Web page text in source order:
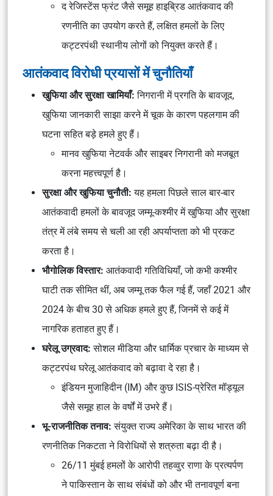
द रेजिस्टेंस फ्रंट जैसे समूह हाइब्रिड आतंकवाद की
रणनीति का उपयोग करते हैं, लक्षित हमलों के लिए
कट्टरपंथी स्थानीय लोगों को नियुक्त करते हैं।
आतंकवाद विरोधी प्रयासों में चुनौतियाँ
खुफिया और सुरक्षा खामियाँ:निगरानी में प्रगति के बावजूद,
खुफिया जानकारी साझा करने में चूक के कारण पहलगाम की
घटना सहित बड़े हमले हुए हैं।
मानव खुफिया नेटवर्क और साइबर निगरानी को मजबूत
करना महत्त्वपूर्ण है।
सुरक्षा और खुफिया चुनौती:यह हमला पिछले साल बार-बार
आतंकवादी हमलों के बावजूद जम्मू-कश्मीर में खुफिया और सुरक्षा
तंत्र में लंबे समय से चली आ रही अपर्याप्तता को भी प्रकट
करता है।
भौगोलिक विस्तार: आतंकवादी गतिविधियाँ, जो कभी कश्मीर
घाटी तक सीमित थीं, अब जम्मू तक फैल गई हैं, जहाँ 2021 और
2024 के बीच 30 से अधिक हमले हुए हैं, जिनमें से कई में
नागरिक हताहत हुए हैं।
घरेलू उग्रवाद:सोशल मीडिया और धार्मिक प्रचार के माध्यम से
कट्टरपंथ घरेलू आतंकवाद को बढ़ावा दे रहा है।
इंडियन मुजाहिदीन (IM) और कुछ ISIS-प्रेरित मॉड्यूल
जैसे समूह हाल के वर्षों में उभरे हैं।
भू-राजनीतिक तनाव:संयुक्त राज्य अमेरिका के साथ भारत की
रणनीतिक निकटता ने विरोधियों से शत्रुता बढ़ा दी है।
26/11 मुंबई हमलों के आरोपी तहव्वुर राणा के प्रत्यर्पण
ने पाकिस्तान के साथ संबंधों को और भी तनावपूर्ण बना